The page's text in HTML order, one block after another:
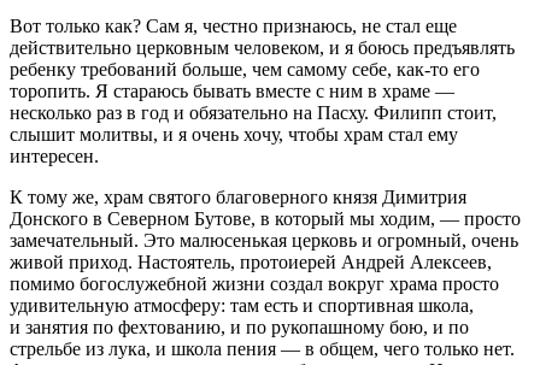
Вот только как? Сам я, честно признаюсь, не стал еще
действительно церковным человеком, и я боюсь предъявлять
ребенку требований больше, чем самому себе, как-то его
торопить. Я стараюсь бывать вместе с ним в храме —
несколько раз в год и обязательно на Пасху. Филипп стоит,
слышит молитвы, и я очень хочу, чтобы храм стал ему
интересен.
К тому же, храм святого благоверного князя Димитрия
Донского в Северном Бутове, в который мы ходим, — просто
замечательный. Это малюсенькая церковь и огромный, очень
живой приход. Настоятель, протоиерей Андрей Алексеев,
помимо богослужебной жизни создал вокруг храма просто
удивительную атмосферу: там есть и спортивная школа,
и занятия по фехтованию, и по рукопашному бою, и по
стрельбе из лука, и школа пения — в общем, чего только нет.